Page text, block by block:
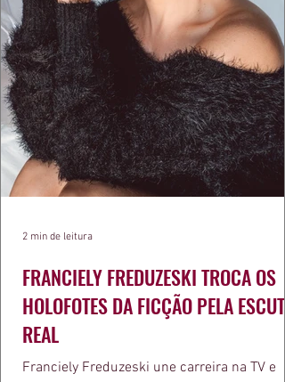
FRANCIELY FREDUZESKI TROCA OS
HOLOFOTES DA FICÇÃO PELA ESCUTA
REAL
Franciely Freduzeski une carreira na TV e
2 min de leitura